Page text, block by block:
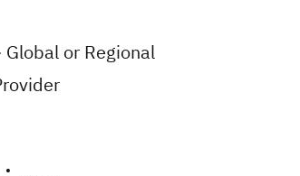
or Regional